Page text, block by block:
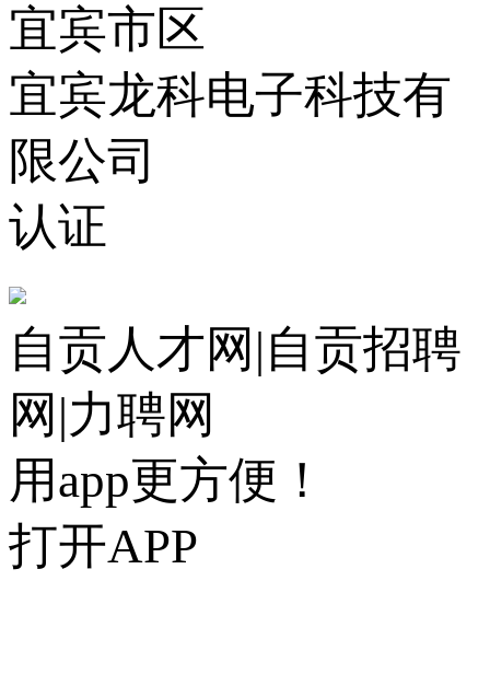
宜宾市区
宜宾龙科电子科技有
限公司
认证
自贡人才网|自贡招聘
网|力聘网
用app更方便！
打开APP